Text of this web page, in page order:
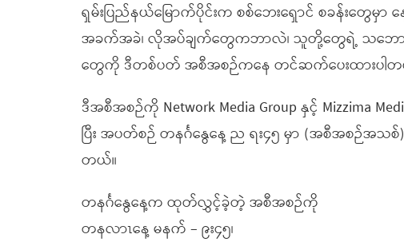
ရှမ်းပြည်နယ်မြောက်ပိုင်းက စစ်ဘေးရှောင် စခန်းတွေမှ
အခက်အခဲ၊ လိုအပ်ချက်တွေကဘာလဲ၊ သူတို့တွေရဲ့ သဘေ
တွေကို ဒီတစ်ပတ် အစီအစဉ်ကနေ တင်ဆက်ပေးထားပါ
ဒီအစီအစဉ်ကို Network Media Group နှင့် Mizzima
ပြီး အပတ်စဉ် တနင်္ဂနွေနေ့ ည ရး၄၅ မှာ (အစီအစဉ်အသစ်)
တယ်။
တနင်္ဂနွေနေ့က ထုတ်လွှင့်ခဲ့တဲ့ အစီအစဉ်ကို
တနလာၤနေ့ မနက် – ၉း၄၅၊